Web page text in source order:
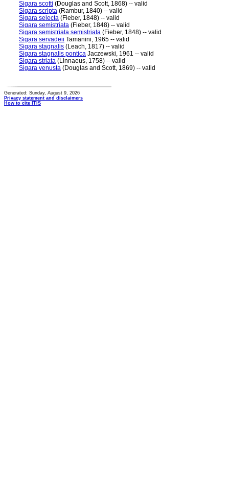
Sigara scotti (Douglas and Scott, 1868) -- valid
Sigara scripta (Rambur, 1840) -- valid
Sigara selecta (Fieber, 1848) -- valid
Sigara semistriata (Fieber, 1848) -- valid
Sigara semistriata semistriata (Fieber, 1848) -- valid
Sigara servadeii Tamanini, 1965 -- valid
Sigara stagnalis (Leach, 1817) -- valid
Sigara stagnalis pontica Jaczewski, 1961 -- valid
Sigara striata (Linnaeus, 1758) -- valid
Sigara venusta (Douglas and Scott, 1869) -- valid
Generated: Sunday, August 9, 2026
Privacy statement and disclaimers
How to cite ITIS